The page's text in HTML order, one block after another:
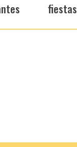
fiestas